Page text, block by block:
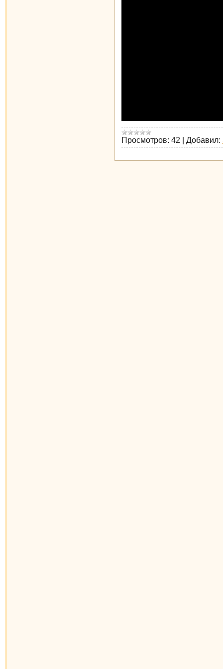
Просмотров: 42 | Добавил: